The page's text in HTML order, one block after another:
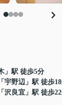
」駅 徒歩5分
「 宇野辺 」駅 徒歩
「 沢良宜 」駅 徒歩